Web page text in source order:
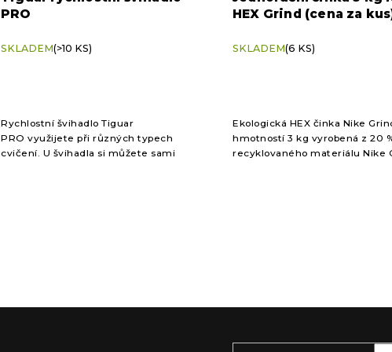
PRO
SKLADEM(>10 KS)
Rychlostní švihadlo Tiguar
PRO využijete při různých typech
cvičení. U švihadla si můžete sami
HEX Grind (cena za
SKLADEM(6 KS)
Ekologická HEX činka Nike
hmotností 3 kg vyrobená z 20
recyklovaného materiálu Nike